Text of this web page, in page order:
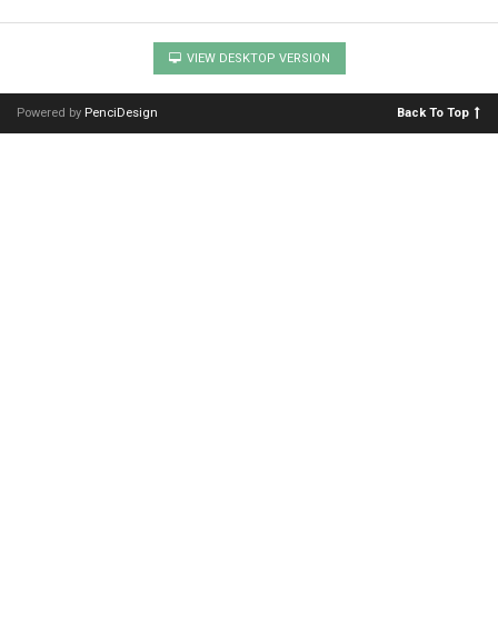
VIEW DESKTOP VERSION
Powered by PenciDesign Back To Top